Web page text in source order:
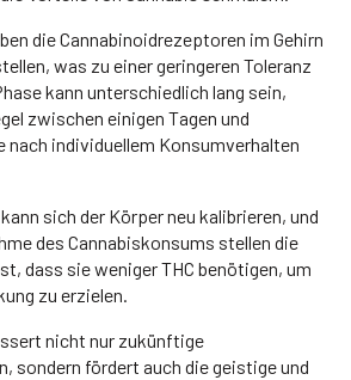
die Cannabinoidrezeptoren im Gehirn
was zu einer geringeren Toleranz
kann unterschiedlich lang sein,
zwischen einigen Tagen und
nach individuellem Konsumverhalten
sich der Körper neu kalibrieren, und
des Cannabiskonsums stellen die
dass sie weniger THC benötigen, um
zu erzielen.
nicht nur zukünftige
sondern fördert auch die geistige und